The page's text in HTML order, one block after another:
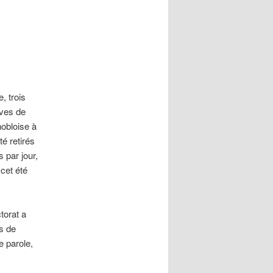
trois
de
à
retirés
par jour,
été
a
de
parole,